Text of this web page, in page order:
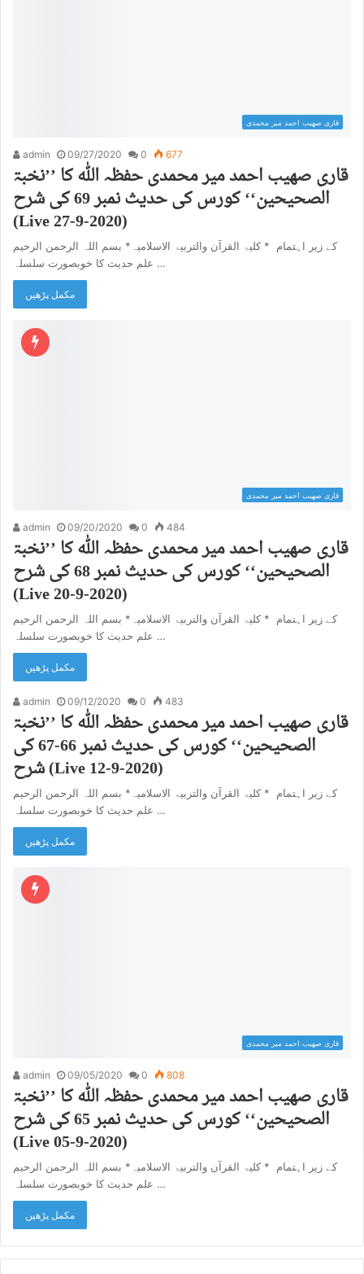
قاری صھیب احمد میر محمدی
admin 09/27/2020 0 677
الصحیحین‘‘ کورس کی حدیث نمبر 69 کی شرح
(Live 27-9-2020)
بسم اللہ الرحمن الرحیم *‎کلیۃ القرآن والتربیۃ الاسلامیہ * ‎ کے زیر اہتمام ‎
علم حدیث کا خوبصورت سلسلہ ‎…
مکمل پڑھیں
قاری صھیب احمد میر محمدی
admin 09/20/2020 0 484
الصحیحین‘‘ کورس کی حدیث نمبر 68 کی شرح
(Live 20-9-2020)
بسم اللہ الرحمن الرحیم *‎کلیۃ القرآن والتربیۃ الاسلامیہ * ‎ کے زیر اہتمام ‎
علم حدیث کا خوبصورت سلسلہ ‎…
مکمل پڑھیں
admin 09/12/2020 0 483
الصحیحین‘‘ کورس کی حدیث نمبر 66-67 کی
شرح (Live 12-9-2020)
بسم اللہ الرحمن الرحیم *‎کلیۃ القرآن والتربیۃ الاسلامیہ * ‎ کے زیر اہتمام ‎
علم حدیث کا خوبصورت سلسلہ ‎…
مکمل پڑھیں
قاری صھیب احمد میر محمدی
admin 09/05/2020 0 808
الصحیحین‘‘ کورس کی حدیث نمبر 65 کی شرح
(Live 05-9-2020)
بسم اللہ الرحمن الرحیم *‎کلیۃ القرآن والتربیۃ الاسلامیہ * ‎ کے زیر اہتمام ‎
علم حدیث کا خوبصورت سلسلہ ‎…
مکمل پڑھیں